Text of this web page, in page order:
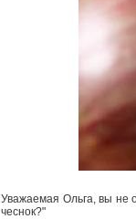
Уважаемая Ольга, вы не
чеснок?"